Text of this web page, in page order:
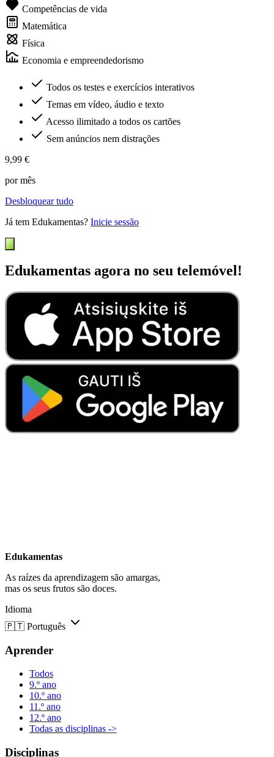
Competências de vida
Matemática
Física
Economia e empreendedorismo
Todos os testes e exercícios interativos
Temas em vídeo, áudio e texto
Acesso ilimitado a todos os cartões
Sem anúncios nem distrações
9,99 €
por mês
Desbloquear tudo
Já tem Edukamentas? Inicie sessão
Edukamentas agora no seu telemóvel!
Edukamentas
As raízes da aprendizagem são amargas,
mas os seus frutos são doces.
Idioma
🇵🇹 Português
Aprender
Todos
9.º ano
10.º ano
11.º ano
12.º ano
Todas as disciplinas ->
Disciplinas